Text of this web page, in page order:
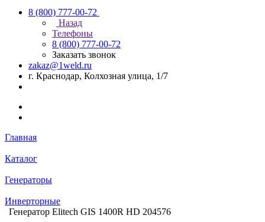
8 (800) 777-00-72
Назад
Телефоны
8 (800) 777-00-72
Заказать звонок
zakaz@1weld.ru
г. Краснодар, Колхозная улица, 1/7
Главная
Каталог
Генераторы
Инверторные
Генератор Elitech GIS 1400R HD 204576